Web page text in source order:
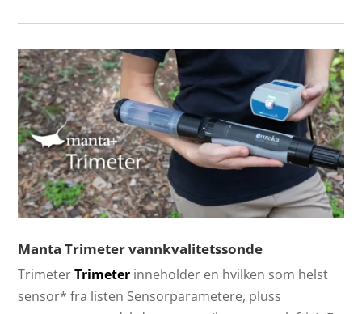
Manta Trimeter vannkvalitetssonde
TrimeterTrimeter inneholder en hvilken som helst
sensor* fra listen Sensorparametere, pluss